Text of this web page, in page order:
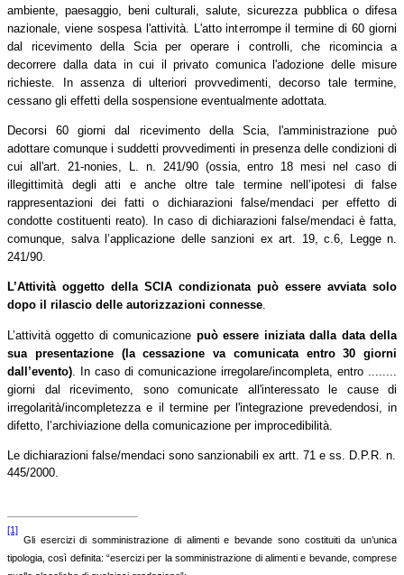
ambiente, paesaggio, beni culturali, salute, sicurezza pubblica o difesa
nazionale, viene sospesa l'attività. L'atto interrompe il termine di 60 giorni
dal ricevimento della Scia per operare i controlli, che ricomincia a
decorrere dalla data in cui il privato comunica l'adozione delle misure
richieste. In assenza di ulteriori provvedimenti, decorso tale termine,
cessano gli effetti della sospensione eventualmente adottata.
Decorsi 60 giorni dal ricevimento della Scia, l'amministrazione può
adottare comunque i suddetti provvedimenti in presenza delle condizioni di
cui all'art. 21-nonies, L. n. 241/90 (ossia, entro 18 mesi nel caso di
illegittimità degli atti e anche oltre tale termine nell’ipotesi di false
rappresentazioni dei fatti o dichiarazioni false/mendaci per effetto di
condotte costituenti reato). In caso di dichiarazioni false/mendaci è fatta,
comunque, salva l’applicazione delle sanzioni ex art. 19, c.6, Legge n.
241/90.
L’Attività oggetto della SCIA condizionata può essere avviata solo
dopo il rilascio delle autorizzazioni connesse.
L’attività oggetto di comunicazione può essere iniziata dalla data della
sua presentazione (la cessazione va comunicata entro 30 giorni
dall’evento) . In caso di comunicazione irregolare/incompleta, entro ........
giorni dal ricevimento, sono comunicate all'interessato le cause di
irregolarità/incompletezza e il termine per l'integrazione prevedendosi, in
difetto, l’archiviazione della comunicazione per improcedibilità.
Le dichiarazioni false/mendaci sono sanzionabili ex artt. 71 e ss. D.P.R. n.
445/2000.
[1]
Gli esercizi di somministrazione di alimenti e bevande sono costituiti da un’unica
tipologia, così definita: “esercizi per la somministrazione di alimenti e bevande, comprese